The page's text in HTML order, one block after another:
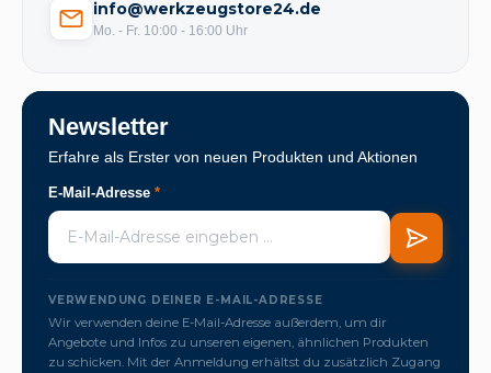
info@werkzeugstore24.de
Mo. - Fr. 10:00 - 16:00 Uhr
Newsletter
Erfahre als Erster von neuen Produkten und Aktionen
E-Mail-Adresse *
VERWENDUNG DEINER E-MAIL-ADRESSE
Wir verwenden deine E-Mail-Adresse außerdem, um dir
Angebote und Infos zu unseren eigenen, ähnlichen Produkten
zu schicken. Mit der Anmeldung erhältst du zusätzlich Zugang